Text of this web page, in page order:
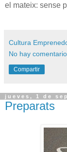
el mateix: sense
Cultura
No hay
Compartir
jueves, 1 de
Preparats